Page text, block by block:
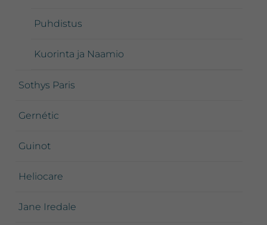
Puhdistus
Kuorinta ja Naamio
Sothys Paris
Gernétic
Guinot
Heliocare
Jane Iredale